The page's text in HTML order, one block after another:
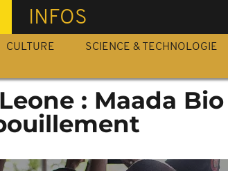
INFOS
CULTURE SCIENCE & TECHNOLOGIE
: Maada